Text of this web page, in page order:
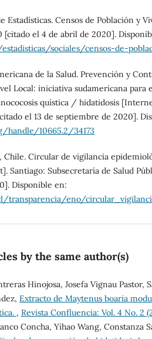
Estadísticas. Censos de Población y
[citado el 4 de abril de 2020].
sociales/censos-de-
de la Salud. Prevención y
Local: iniciativa sudamericana para
quística / hidatidosis
el 13 de septiembre de 2020].
handle/10665.2/34173
Chile. Circular de vigilancia
Santiago: Subsecretaría de Salud
Disponible en:
transparencia/eno/
by the same author(s)
Hinojosa, Josefa Vignau Pastor,
Extracto de Maytenus boaria
, Revista Confluencia: Vol. 4 No. 2
Concha, Yihao Wang, Constanza